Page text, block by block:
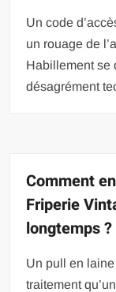
Un code
un rouage de
Habillement se
désagrément
Comment
Friperie
longtemps ?
Un pull en
traitement